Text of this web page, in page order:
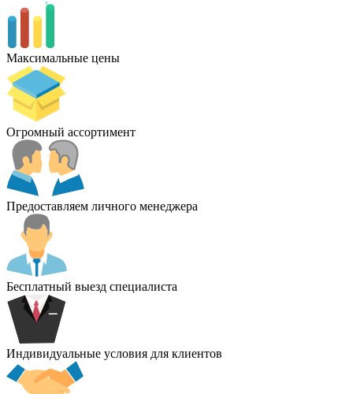
Максимальные цены
Огромный ассортимент
Предоставляем личного менеджера
Бесплатный выезд специалиста
Индивидуальные условия для клиентов